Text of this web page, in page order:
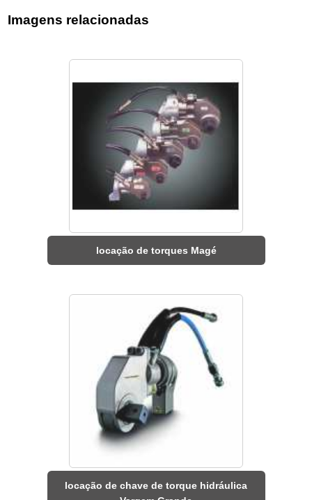
Imagens relacionadas
locação de torques Magé
locação de chave de torque hidráulica